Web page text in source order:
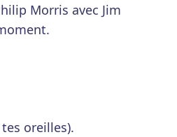
Morris avec Jim
oreilles).